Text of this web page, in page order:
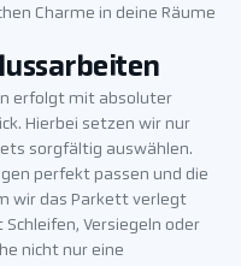
Charme in deine Räume
erfolgt mit absoluter
Hierbei setzen wir nur
sorgfältig auswählen.
perfekt passen und die
wir das Parkett verlegt
Versiegeln oder
nicht nur eine